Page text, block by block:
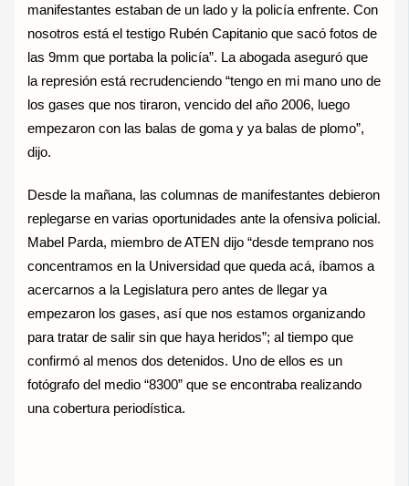
manifestantes estaban de un lado y la policía enfrente. Con
nosotros está el testigo Rubén Capitanio que sacó fotos de
las 9mm que portaba la policía”. La abogada aseguró que
la represión está recrudenciendo “tengo en mi mano uno de
los gases que nos tiraron, vencido del año 2006, luego
empezaron con las balas de goma y ya balas de plomo”,
dijo.
Desde la mañana, las columnas de manifestantes debieron
replegarse en varias oportunidades ante la ofensiva policial.
Mabel Parda, miembro de ATEN dijo “desde temprano nos
concentramos en la Universidad que queda acá, íbamos a
acercarnos a la Legislatura pero antes de llegar ya
empezaron los gases, así que nos estamos organizando
para tratar de salir sin que haya heridos”; al tiempo que
confirmó al menos dos detenidos. Uno de ellos es un
fotógrafo del medio “8300” que se encontraba realizando
una cobertura periodística.